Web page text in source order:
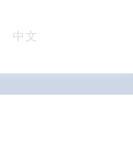
中文